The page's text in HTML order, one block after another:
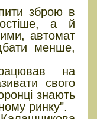
зброю в
а й
автомат
менше,
на
свого
знають
ринку".